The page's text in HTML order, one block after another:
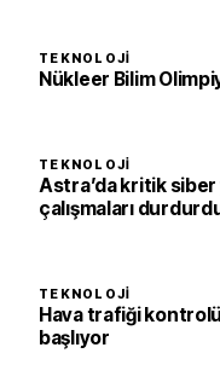
TEKNOLOJI
Nükleer Bilim
TEKNOLOJI
Astra’da kritik
çalışmaları
TEKNOLOJI
Hava trafiği
başlıyor